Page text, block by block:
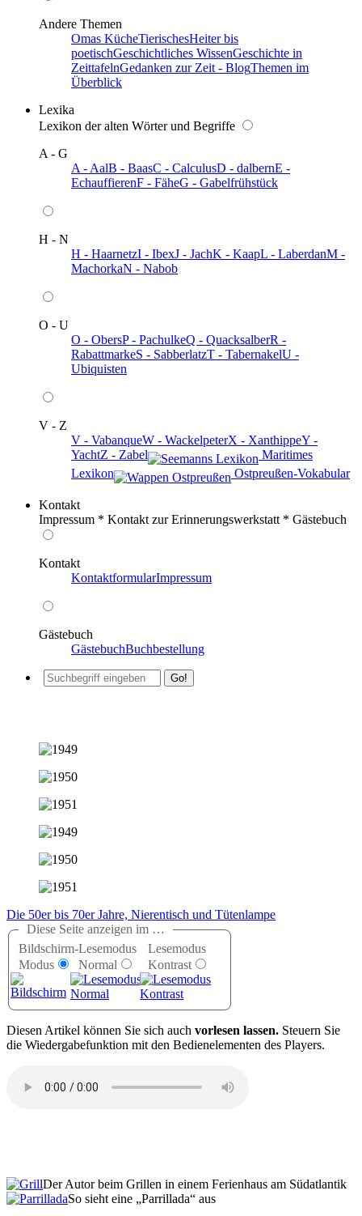
Andere Themen
Omas KücheTierischesHeiter bis
poetischGeschichtliches WissenGeschichte in
ZeittafelnGedanken zur Zeit - BlogThemen im
Überblick
Lexika
Lexikon der alten Wörter und Begriffe
A - G
A - AalB - BaasC - CalculusD - dalbernE -
EchauffierenF - FäheG - Gabelfrühstück
H - N
H - HaarnetzI - IbexJ - JachK - KaapL - LaberdanM -
MachorkaN - Nabob
O - U
O - ObersP - PachulkeQ - QuacksalberR -
RabattmarkeS - SabberlatzT - TabernakelU -
Ubiquisten
V - Z
V - VabanqueW - WackelpeterX - XanthippeY -
YachtZ - Zabel
️ Maritimes
Lexikon
️ Ostpreußen-Vokabular
Kontakt
Impressum * Kontakt zur Erinnerungswerkstatt * Gästebuch
Kontakt
KontaktformularImpressum
Gästebuch
GästebuchBuchbestellung
Die 50er bis 70er Jahre, Nierentisch und Tütenlampe
Diese Seite anzeigen im …
Bildschirm-
Modus
Lesemodus
Normal
Lesemodus
Kontrast
Diesen Artikel können Sie sich auch vorlesen lassen. Steuern Sie
die Wiedergabefunktion mit den Bedienelementen des Players.
Der Autor beim Grillen in einem Ferienhaus am Südatlantik
So sieht eine
Parrillada aus